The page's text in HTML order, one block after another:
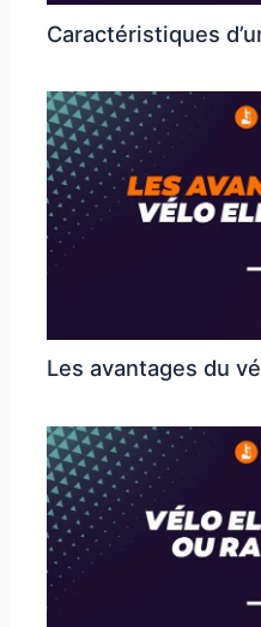
Caractéristiques
Les avantages du